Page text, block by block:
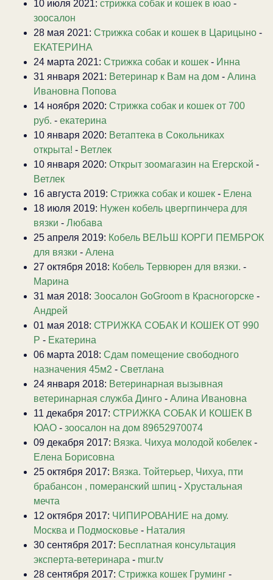
10 июля 2021: стрижка собак и кошек в юао -
зоосалон
28 мая 2021: Стрижка собак и кошек в Царицыно -
ЕКАТЕРИНА
24 марта 2021: Стрижка собак и кошек - Инна
31 января 2021: Ветеринар к Вам на дом - Алина
Ивановна Попова
14 ноября 2020: Стрижка собак и кошек от 700
руб. - екатерина
10 января 2020: Ветаптека в Сокольниках
открыта! - Ветлек
10 января 2020: Открыт зоомагазин на Егерской -
Ветлек
16 августа 2019: Стрижка собак и кошек - Елена
18 июля 2019: Нужен кобель цвергпинчера для
вязки - Любава
25 апреля 2019: Кобель ВЕЛЬШ КОРГИ ПЕМБРОК
для вязки - Алена
27 октября 2018: Кобель Тервюрен для вязки. -
Марина
31 мая 2018: Зоосалон GoGroom в Красногорске -
Андрей
01 мая 2018: СТРИЖКА СОБАК И КОШЕК ОТ 990
Р - Екатерина
06 марта 2018: Сдам помещение свободного
назначения 45м2 - Светлана
24 января 2018: Ветеринарная вызывная
ветеринарная служба Динго - Алина Ивановна
11 декабря 2017: СТРИЖКА СОБАК И КОШЕК В
ЮАО - зоосалон на дом 89652970074
09 декабря 2017: Вязка. Чихуа молодой кобелек -
Елена Борисовна
25 октября 2017: Вязка. Тойтерьер, Чихуа, пти
брабансон , померанский шпиц - Хрустальная
мечта
12 октября 2017: ЧИПИРОВАНИЕ на дому.
Москва и Подмосковье - Наталия
30 сентября 2017: Бесплатная консультация
эксперта-ветеринара - mur.tv
28 сентября 2017: Стрижка кошек Груминг -